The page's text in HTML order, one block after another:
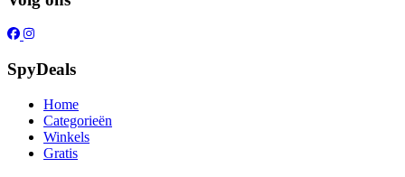
SpyDeals
Home
Categorieën
Winkels
Gratis